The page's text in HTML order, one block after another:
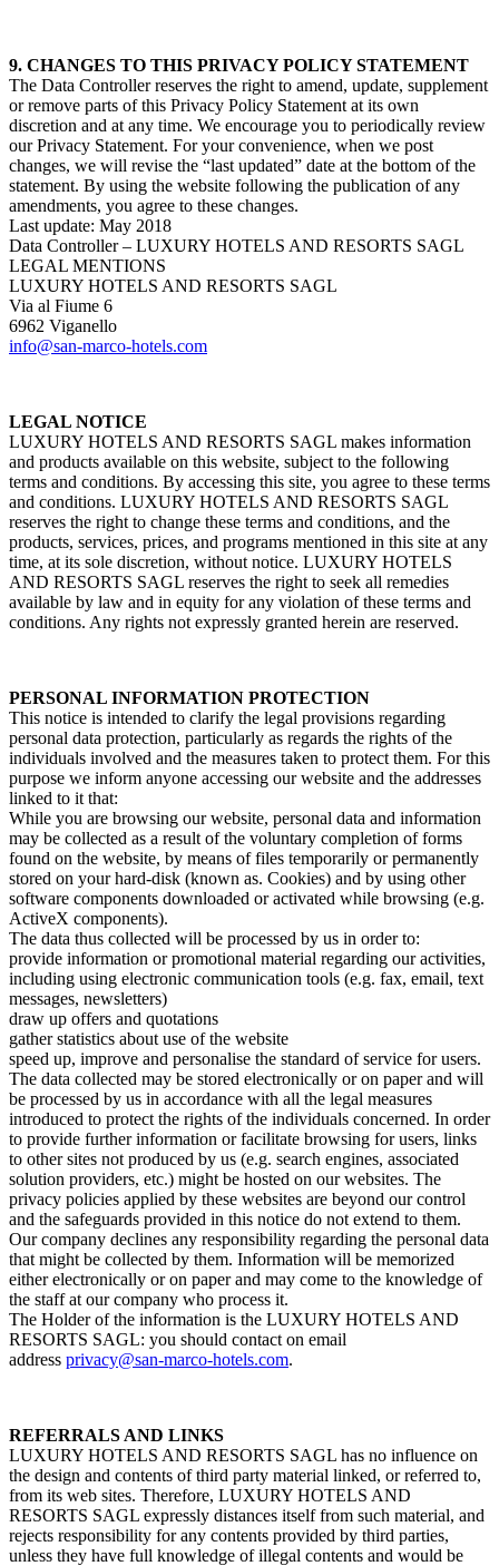
9. CHANGES TO THIS PRIVACY POLICY STATEMENT
The Data Controller reserves the right to amend, update, supplement
or remove parts of this Privacy Policy Statement at its own
discretion and at any time. We encourage you to periodically review
our Privacy Statement. For your convenience, when we post
changes, we will revise the “last updated” date at the bottom of the
statement. By using the website following the publication of any
amendments, you agree to these changes.
Last update: May 2018
Data Controller – LUXURY HOTELS AND RESORTS SAGL
LEGAL MENTIONS
LUXURY HOTELS AND RESORTS SAGL
Via al Fiume 6
6962 Viganello
info@san-marco-hotels.com
LEGAL NOTICE
LUXURY HOTELS AND RESORTS SAGL makes information
and products available on this website, subject to the following
terms and conditions. By accessing this site, you agree to these terms
and conditions. LUXURY HOTELS AND RESORTS SAGL
reserves the right to change these terms and conditions, and the
products, services, prices, and programs mentioned in this site at any
time, at its sole discretion, without notice. LUXURY HOTELS
AND RESORTS SAGL reserves the right to seek all remedies
available by law and in equity for any violation of these terms and
conditions. Any rights not expressly granted herein are reserved.
PERSONAL INFORMATION PROTECTION
This notice is intended to clarify the legal provisions regarding
personal data protection, particularly as regards the rights of the
individuals involved and the measures taken to protect them. For this
purpose we inform anyone accessing our website and the addresses
linked to it that:
While you are browsing our website, personal data and information
may be collected as a result of the voluntary completion of forms
found on the website, by means of files temporarily or permanently
stored on your hard-disk (known as. Cookies) and by using other
software components downloaded or activated while browsing (e.g.
ActiveX components).
The data thus collected will be processed by us in order to:
provide information or promotional material regarding our activities,
including using electronic communication tools (e.g. fax, email, text
messages, newsletters)
draw up offers and quotations
gather statistics about use of the website
speed up, improve and personalise the standard of service for users.
The data collected may be stored electronically or on paper and will
be processed by us in accordance with all the legal measures
introduced to protect the rights of the individuals concerned. In order
to provide further information or facilitate browsing for users, links
to other sites not produced by us (e.g. search engines, associated
solution providers, etc.) might be hosted on our websites. The
privacy policies applied by these websites are beyond our control
and the safeguards provided in this notice do not extend to them.
Our company declines any responsibility regarding the personal data
that might be collected by them. Information will be memorized
either electronically or on paper and may come to the knowledge of
the staff at our company who process it.
The Holder of the information is the LUXURY HOTELS AND
RESORTS SAGL: you should contact on email
address privacy@san-marco-hotels.com.
REFERRALS AND LINKS
LUXURY HOTELS AND RESORTS SAGL has no influence on
the design and contents of third party material linked, or referred to,
from its web sites. Therefore, LUXURY HOTELS AND
RESORTS SAGL expressly distances itself from such material, and
rejects responsibility for any contents provided by third parties,
unless they have full knowledge of illegal contents and would be